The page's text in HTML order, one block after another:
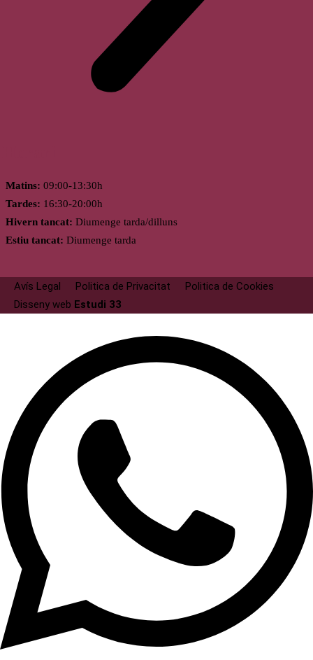
Matins: 09:00-13:30h
Tardes: 16:30-20:00h
Hivern tancat: Diumenge tarda/dilluns
Estiu tancat: Diumenge tarda
Avís Legal Politica de Privacitat
Politica de Cookies
Disseny web Estudi 33